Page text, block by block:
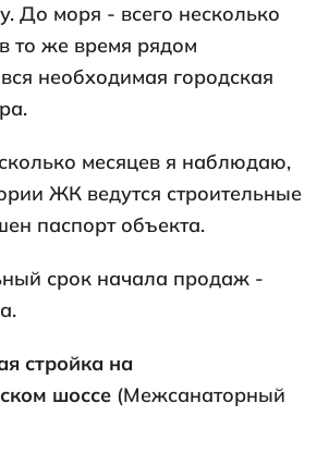
До моря - всего несколько
то же время рядом
необходимая городская
месяцев я наблюдаю,
ЖК ведутся строительные
паспорт объекта.
срок начала продаж -
стройка на
шоссе (Межсанаторный